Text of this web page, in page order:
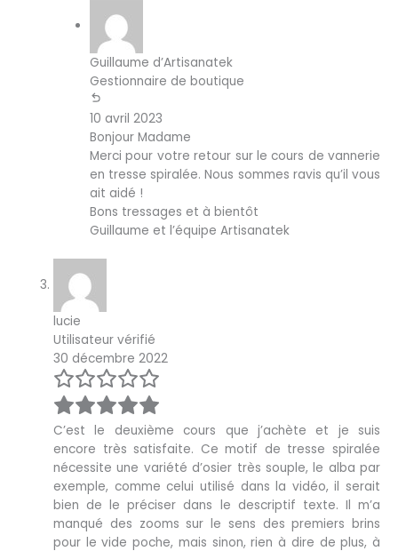
Guillaume d’Artisanatek
Gestionnaire de boutique
10 avril 2023
Bonjour Madame
Merci pour votre retour sur le cours de vannerie
en tresse spiralée. Nous sommes ravis qu’il vous
ait aidé !
Bons tressages et à bientôt
Guillaume et l’équipe Artisanatek
lucie
Utilisateur vérifié
30 décembre 2022
C’est le deuxième cours que j’achète et je suis
encore très satisfaite. Ce motif de tresse spiralée
nécessite une variété d’osier très souple, le alba par
exemple, comme celui utilisé dans la vidéo, il serait
bien de le préciser dans le descriptif texte. Il m’a
manqué des zooms sur le sens des premiers brins
pour le vide poche, mais sinon, rien à dire de plus, à